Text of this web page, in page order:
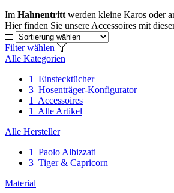
Im Hahnentritt werden kleine Karos oder
Hier finden Sie unsere Accessoires mit
Filter wählen
Alle Kategorien
1
Einstecktücher
3 Hosenträger-Konfigurator
1
Accessoires
1
Alle Artikel
Alle Hersteller
1
Paolo Albizzati
3 Tiger & Capricorn
Material